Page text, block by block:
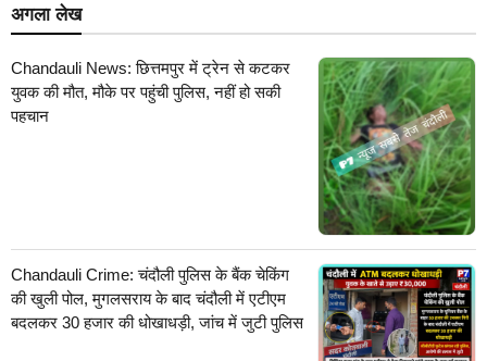
अगला लेख
Chandauli News: छित्तमपुर में ट्रेन से कटकर
युवक की मौत, मौके पर पहुंची पुलिस, नहीं हो सकी
पहचान
Chandauli Crime: चंदौली पुलिस के बैंक चेकिंग
की खुली पोल, मुगलसराय के बाद चंदौली में एटीएम
बदलकर 30 हजार की धोखाधड़ी, जांच में जुटी पुलिस